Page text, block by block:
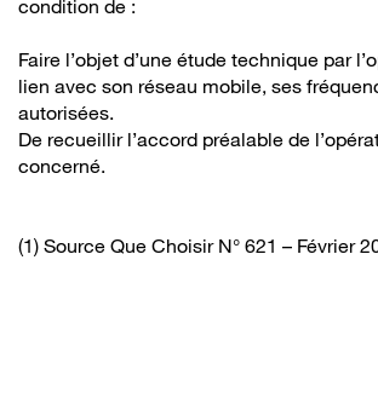
condition de :
Faire l’objet d’une étude technique par
lien avec son réseau mobile, ses
autorisées.
De recueillir l’accord préalable de
concerné.
(1) Source Que Choisir N° 621 – Février